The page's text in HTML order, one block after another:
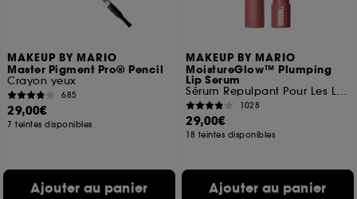
MAKEUP BY MARIO
Master Pigment Pro® Pencil
Crayon yeux
685
29,00€
7 teintes disponibles
Ajouter au panier
MAKEUP BY MARIO
MoistureGlow™ Plumping
Lip Serum
Sérum Repulpant Pour Les Lèvres
1028
29,00€
18 teintes disponibles
Ajouter au panier